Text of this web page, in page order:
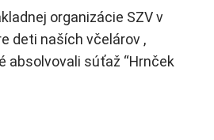
organizácie SZV v
deti naších včelárov ,
absolvovali súťaž “Hrnček